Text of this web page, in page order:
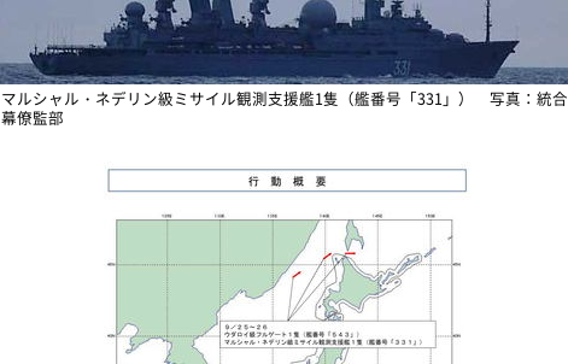
マルシャル・ネデリン級ミサイル観測支援艦1隻（艦番号「331」） 写真：統合
幕僚監部